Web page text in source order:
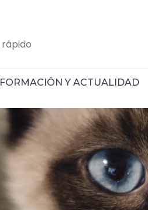
FORMACIÓN Y ACTUALIDAD